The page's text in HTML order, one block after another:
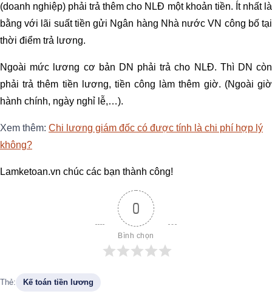
(doanh nghiệp) phải trả thêm cho NLĐ một khoản tiền. Ít nhất là
bằng với lãi suất tiền gửi Ngân hàng Nhà nước VN công bố tại
thời điểm trả lương.
Ngoài mức lương cơ bản DN phải trả cho NLĐ. Thì DN còn
phải trả thêm tiền lương, tiền công làm thêm giờ. (Ngoài giờ
hành chính, ngày nghỉ lễ,…).
Xem thêm: Chi lương giám đốc có được tính là chi phí hợp lý
không?
Lamketoan.vn chúc các bạn thành công!
0
Bình chọn
Thẻ: Kế toán tiền lương